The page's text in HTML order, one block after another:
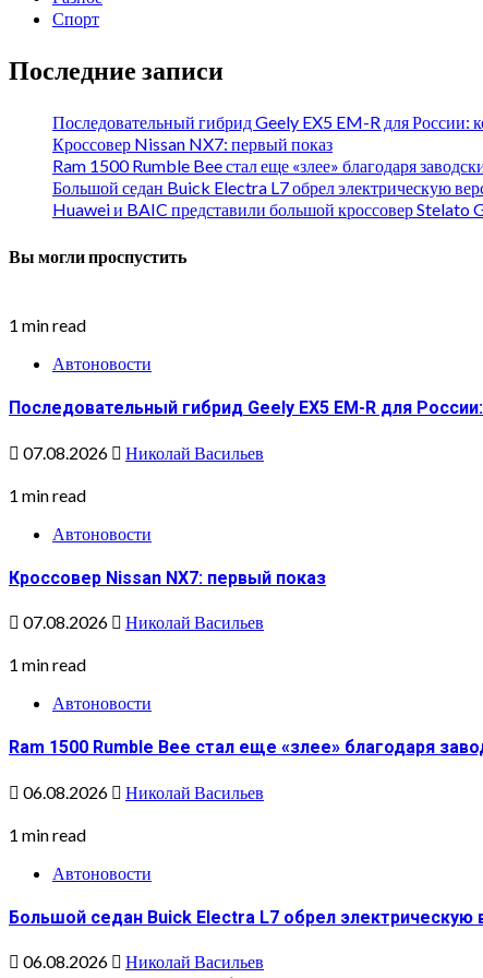
Спорт
Последние записи
Последовательный гибрид Geely EX5 EM-R для России:
Кроссовер Nissan NX7: первый показ
Ram 1500 Rumble Bee стал еще «злее» благодаря
Большой седан Buick Electra L7 обрел электрическую
Huawei и BAIC представили большой кроссовер Stelato
Вы могли проспустить
1 min read
Автоновости
Последовательный гибрид Geely EX5 EM-R для
07.08.2026 Николай Васильев
1 min read
Автоновости
Кроссовер Nissan NX7: первый показ
07.08.2026 Николай Васильев
1 min read
Автоновости
Ram 1500 Rumble Bee стал еще «злее» благодаря
06.08.2026 Николай Васильев
1 min read
Автоновости
Большой седан Buick Electra L7 обрел электрическую
06.08.2026
Николай Васильев